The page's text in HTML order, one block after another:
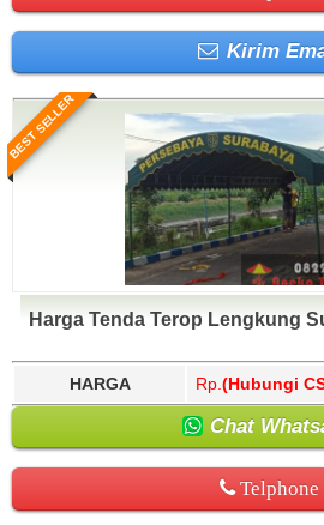
Kirim
BEST SELLER
Harga Tenda Terop Lengkung
HARGA Rp. (Hubungi
Chat
Telphone